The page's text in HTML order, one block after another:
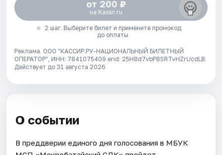
от 200 ₽
на Kassir.ru
2 шаг. Выберите билет и примените промокод
до оплаты
Реклама. ООО "КАССИР.РУ-НАЦИОНАЛЬНЫЙ БИЛЕТНЫЙ
ОПЕРАТОР", ИНН: 7841075409 erid: 25H8d7vbP8SRTvHZrUcdLB.
Действует до 31 августа 2026
О событии
В преддверии единого дня голосования в МБУК